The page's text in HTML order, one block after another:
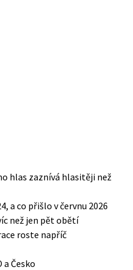
hlas zaznívá hlasitěji než
a co přišlo v červnu 2026
než jen pět obětí
roste napříč
Česko